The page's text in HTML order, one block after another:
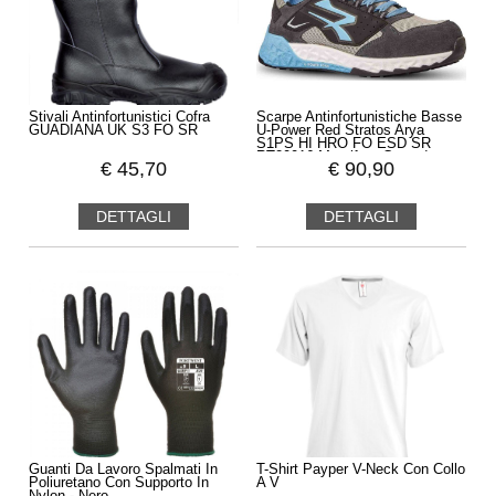
Stivali Antinfortunistici Cofra
GUADIANA UK S3 FO SR
€ 45,70
DETTAGLI
Scarpe Antinfortunistiche Basse
U-Power Red Stratos Arya
S1PS HI HRO FO ESD SR
€ 90,90
DETTAGLI
Guanti Da Lavoro Spalmati In
Poliuretano Con Supporto In
T-Shirt Payper V-Neck Con Collo
A V